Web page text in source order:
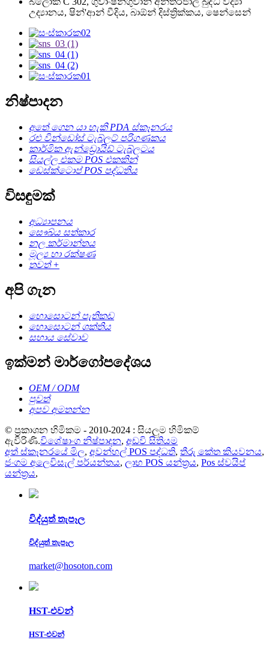
උද්‍යානය, ෂින්'ආන් වීදිය, බාඕන් දිස්ත්‍රික්කය, ෂෙන්සෙන්
නිෂ්පාදන
අතේ ගෙන යා හැකි PDA ස්කෑනරය
රළු වින්ඩෝස් ටැබ්ලට් පරිගණකය
කාර්මික ඇන්ඩ්‍රොයිඩ් ටැබ්ලටය
සියල්ල එකම POS එකකින්
ඩෙස්ක්ටොප් POS පද්ධතිය
විසඳුමක්
අධ්‍යාපනය
සෞඛ්ය සත්කාර
නල කර්මාන්තය
මූල්‍ය හා රක්ෂණ
තවත් +
අපි ගැන
හොසොටන් පැතිකඩ
හොසොටන් ශක්තිය
සහාය සේවාව
ඉක්මන් මාර්ගෝපදේශය
OEM / ODM
පුවත්
අපව අමතන්න
© ප්‍රකාශන හිමිකම - 2010-2024 : සියලුම හිමිකම්
ඇවිරිණි.විශේෂාංග නිෂ්පාදන, අඩවි සිතියම
අත් ස්කෑනරයේ මිල, අවන්හල් POS පද්ධති, තීරු කේත කියවනය,
ජංගම අලෙවිසැල් පර්යන්තය, ලාභ POS යන්ත්‍රය, Pos ස්වයිප්
යන්ත්‍රය,
විද්යුත් තැපෑල
විද්යුත් තැපෑල
market@hosoton.com
HST-එවන්
HST-එවන්